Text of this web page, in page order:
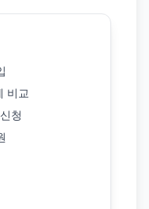
비교
청